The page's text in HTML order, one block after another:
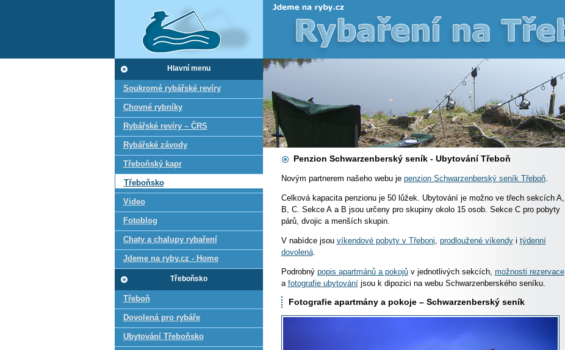
Penzion Schwarzenberský seník - Ubytování Třeboň
Novým partnerem našeho webu je penzion Schwarzenberský seník Třeboň.
Celková kapacita penzionu je 50 lůžek. Ubytování je možno ve třech sekcích A,
B, C. Sekce A a B jsou určeny pro skupiny okolo 15 osob. Sekce C pro pobyty
párů, dvojic a menších skupin.
V nabídce jsou víkendové pobyty v Třeboni prodloužené víkendyi týdenní
dovolená.
Podrobný popis apartmánů a pokojův jednotlivých sekcích, možnosti rezervace
a fotografie ubytováníjsou k dipozici na webu Schwarzenberského seníku.
Fotografie apartmány a pokoje – Schwarzenberský seník
Hlavní menu
Soukromé rybářské revíry
Chovné rybníky
Rybářské revíry – ČRS
Rybářské závody
Třeboňský kapr
Třeboňsko
Video
Fotoblog
Chaty a chalupy rybaření
Jdeme na ryby.cz - Home
Třeboňsko
Třeboň
Dovolená pro rybáře
Ubytování Třeboňsko